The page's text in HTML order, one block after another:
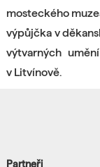
mosteckého
výpůjčka v
výtvarných
v Litvínově.
Partneři